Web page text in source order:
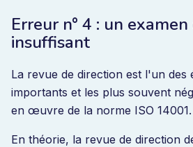
Erreur n° 4 : un
insuffisant
La revue de direction est l'un des
importants et les plus souvent
en œuvre de la norme ISO 14001.
En théorie, la revue de direction